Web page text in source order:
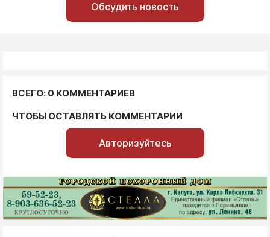
Обсудить новость
ВСЕГО: 0 КОММЕНТАРИЕВ
ЧТОБЫ ОСТАВЛЯТЬ КОММЕНТАРИИ
Авторизуйтесь